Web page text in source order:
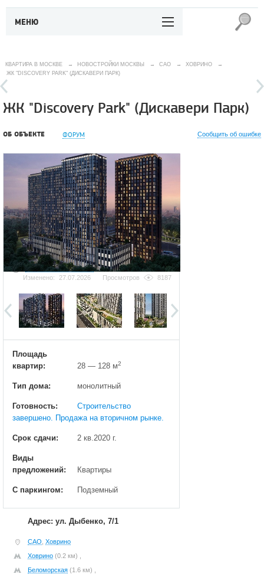
МЕНЮ
КВАРТИРА В МОСКВЕ → НОВОСТРОЙКИ МОСКВЫ → САО → ХОВРИНО
→
ЖК "DISCOVERY PARK" (ДИСКАВЕРИ ПАРК)
ЖК "Discovery Park" (Дискавери Парк)
ОБ ОБЪЕКТЕ ФОРУМ Сообщить об ошибке
Добавить фотографию
Изменено:
27.07.2026 Просмотров 8187
Площадь
квартир:
28 — 128 м2
Тип дома: монолитный
Готовность:
Строительство
завершено. Продажа на вторичном рынке.
Срок сдачи: 2 кв.2020 г.
Виды
предложений:
Квартиры
С паркингом: Подземный
Адрес: ул. Дыбенко, 7/1
САО Ховрино
Ховрино (0.2 км) ,
Беломорская (1.6 км) ,